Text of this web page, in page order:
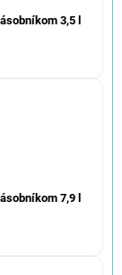
3,5 l
7,9 l